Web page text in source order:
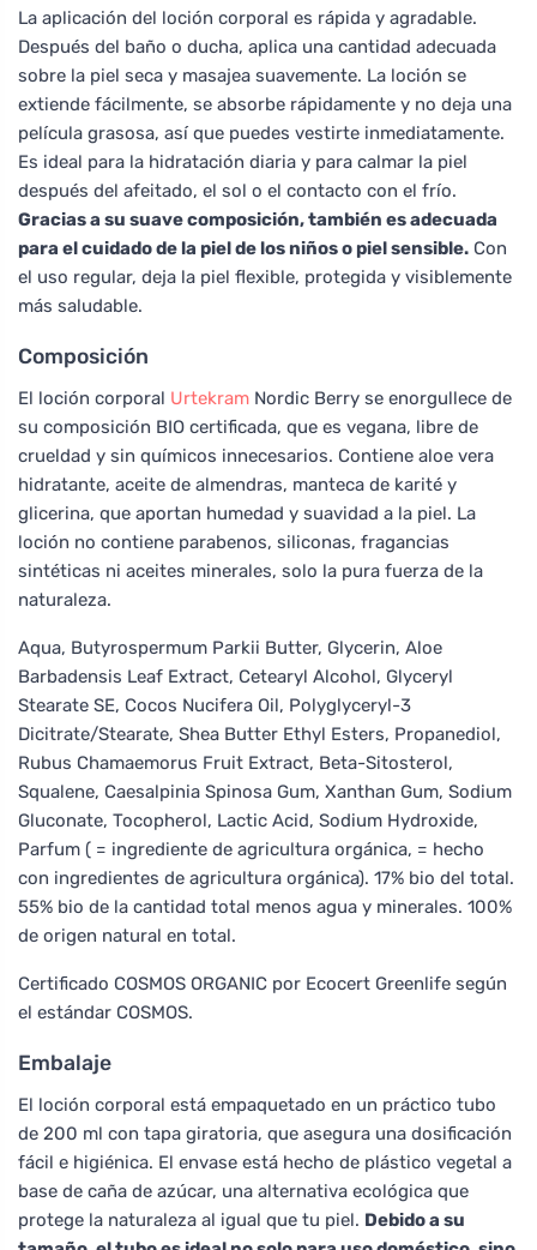
La aplicación del loción corporal es rápida y agradable.
Después del baño o ducha, aplica una cantidad adecuada
sobre la piel seca y masajea suavemente. La loción se
extiende fácilmente, se absorbe rápidamente y no deja una
película grasosa, así que puedes vestirte inmediatamente.
Es ideal para la hidratación diaria y para calmar la piel
después del afeitado, el sol o el contacto con el frío.
Gracias a su suave composición, también es adecuada
para el cuidado de la piel de los niños o piel sensible. Con
el uso regular, deja la piel flexible, protegida y visiblemente
más saludable.
Composición
El loción corporal Urtekram Nordic Berry se enorgullece de
su composición BIO certificada, que es vegana, libre de
crueldad y sin químicos innecesarios. Contiene aloe vera
hidratante, aceite de almendras, manteca de karité y
glicerina, que aportan humedad y suavidad a la piel. La
loción no contiene parabenos, siliconas, fragancias
sintéticas ni aceites minerales, solo la pura fuerza de la
naturaleza.
Aqua, Butyrospermum Parkii Butter, Glycerin, Aloe
Barbadensis Leaf Extract, Cetearyl Alcohol, Glyceryl
Stearate SE, Cocos Nucifera Oil, Polyglyceryl-3
Dicitrate/Stearate, Shea Butter Ethyl Esters, Propanediol,
Rubus Chamaemorus Fruit Extract, Beta-Sitosterol,
Squalene, Caesalpinia Spinosa Gum, Xanthan Gum, Sodium
Gluconate, Tocopherol, Lactic Acid, Sodium Hydroxide,
Parfum ( = ingrediente de agricultura orgánica, = hecho
con ingredientes de agricultura orgánica). 17% bio del total.
55% bio de la cantidad total menos agua y minerales. 100%
de origen natural en total.
Certificado COSMOS ORGANIC por Ecocert Greenlife según
el estándar COSMOS.
Embalaje
El loción corporal está empaquetado en un práctico tubo
de 200 ml con tapa giratoria, que asegura una dosificación
fácil e higiénica. El envase está hecho de plástico vegetal a
base de caña de azúcar, una alternativa ecológica que
protege la naturaleza al igual que tu piel. Debido a su